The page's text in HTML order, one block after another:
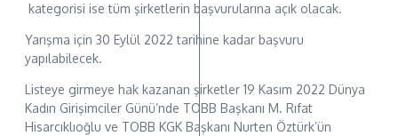
kategorisi ise tüm şirketlerin başvurularına açık olacak.
Yarışma için 30 Eylül 2022 tarihine kadar başvuru
yapılabilecek.
Listeye girmeye hak kazanan şirketler 19 Kasım 2022 Dünya
Kadın Girişimciler Günü’nde TOBB Başkanı M. Rıfat
Hisarcıklıoğlu ve TOBB KGK Başkanı Nurten Öztürk’ün